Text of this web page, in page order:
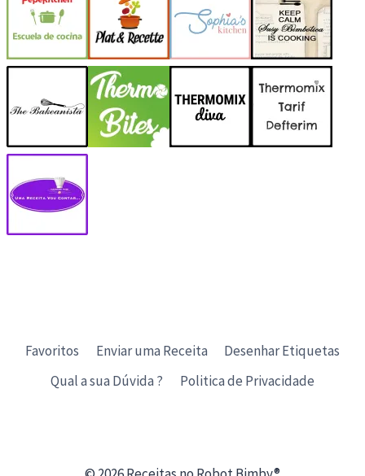
Favoritos Enviar uma Receita
Desenhar Etiquetas
Qual a sua Dúvida ?
Politica de Privacidade